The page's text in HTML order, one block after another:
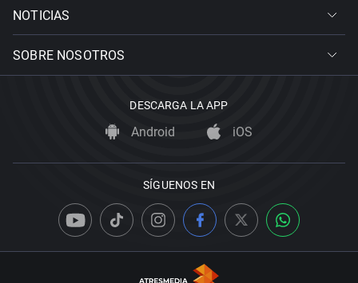
NOTICIAS
SOBRE NOSOTROS
DESCARGA LA APP
Android iOS
SÍGUENOS EN